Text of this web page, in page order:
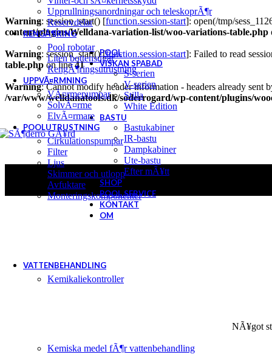
Warning: session_start() [function.session-start]: open(/tmp/
content/plugins/Welldana-variation-list/woo-variations-table.php
Warning: session_start() [function.session-start]: Failed to read
table.php on line41
Warning: Cannot modify header information - headers already
/var/www/welldanatools.dk/soderrogard/wp-content/plugins/
POOL
VISKAN SPABAD
S-serien
V-serien
Stilla
White Edition
BASTU
Bastukabiner
IR-bastu
Dampkabiner
Ute-bastu
Efter mÃ¥tt
SHOP
POOL SERVICE
KONTAKT
OM
Upprullningsanordningar och teleskoprÃ¶r
Reservdelar
RENGÃ¶RING
Pool robotar
Liten bottensugar
RengÃ¶ringsutrustning
UPPVÃ¤RMNING
VÃ¤rmepumpar
SolvÃ¤rme
ElvÃ¤rmare
POOLUTRUSTNING
Cirkulationspumpar
Filter
Ljus
Skimmer och utlopp
Avfuktare
Monteringskomponenter
VATTENBEHANDLING
Kemikaliekontroller
Kemiska medel fÃ¶r vattenbehandling
NÃ¥got